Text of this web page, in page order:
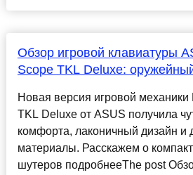
Обзор игровой клавиатуры
Scope TKL Deluxe:
Новая версия игровой механики
TKL Deluxe от ASUS получила
комфорта, лаконичный дизайн и
материалы. Расскажем о
шутеров подробнееThe post